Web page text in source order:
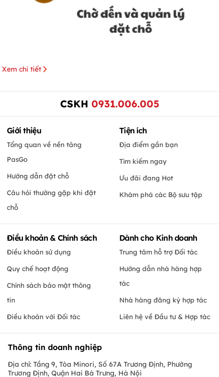
Xem chi tiết
CSKH 0931.006.005
Giới thiệu
Tổng quan về nền tảng
PasGo
Hướng dẫn đặt chỗ
Câu hỏi thường gặp khi đặt
chỗ
Tiện ích
Địa điểm gần bạn
Tìm kiếm ngay
Ưu đãi đang Hot
Khám phá các Bộ sưu tập
Điều khoản & Chính sách
Điều khoản sử dụng
Quy chế hoạt động
Chính sách bảo mật thông
tin
Điều khoản với Đối tác
Dành cho Kinh doanh
Trung tâm hỗ trợ Đối tác
Hướng dẫn nhà hàng hợp
tác
Nhà hàng đăng ký hợp tác
Liên hệ về Đầu tư & Hợp tác
Thông tin doanh nghiệp
Địa chỉ: Tầng 9, Tòa Minori, Số 67A Trương Định, Phường
Trương Định, Quận Hai Bà Trưng, Hà Nội